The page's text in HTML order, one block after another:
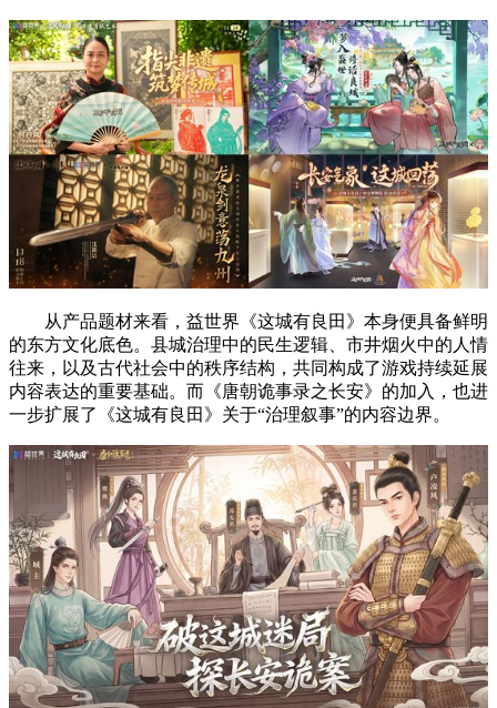
从产品题材来看，益世界《这城有良田》本身便具备鲜明
的东方文化底色。县城治理中的民生逻辑、市井烟火中的人情
往来，以及古代社会中的秩序结构，共同构成了游戏持续延展
内容表达的重要基础。而《唐朝诡事录之长安》的加入，也进
一步扩展了《这城有良田》关于“治理叙事”的内容边界。